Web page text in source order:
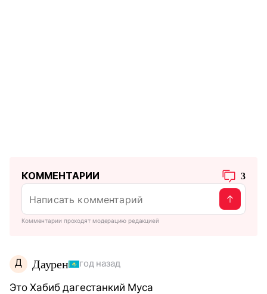
КОММЕНТАРИИ 3
Комментарии проходят модерацию редакцией
Д Даурен год назад
Это Хабиб дагестанкий Муса